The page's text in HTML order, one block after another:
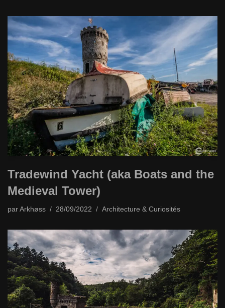
Tradewind Yacht (aka Boats and the
Medieval Tower)
par Arkhøss 28/09/2022 Architecture & Curiosités